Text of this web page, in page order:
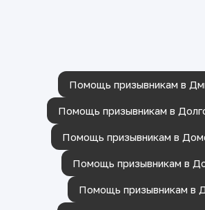
Помощь призывникам в
Помощь призывникам в
Помощь призывникам в
Помощь призывникам в
Помощь призывникам в